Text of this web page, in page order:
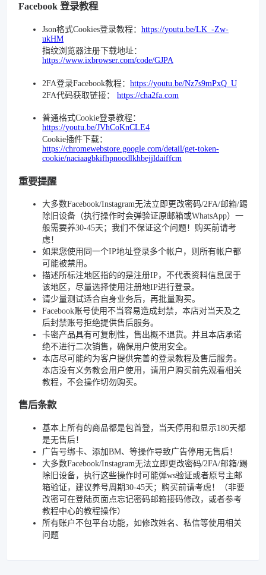
Facebook 登录教程
Json格式Cookies登录教程： https://youtu.be/LK_-Zw-
ukHM
指纹浏览器注册下载地址：
https://www.ixbrowser.com/code/GJPA
2FA登录Facebook教程： https://youtu.be/Nz7s9mPxQ_U
2FA代码获取链接： https://cha2fa.com
普通格式Cookie登录教程：
https://youtu.be/JVhCoKnCLE4
Cookie插件下载：
https://chromewebstore.google.com/detail/get-token-
cookie/naciaagbkifhpnoodlkhbejjldaiffcm
重要提醒
大多数Facebook/Instagram无法立即更改密码/2FA/邮箱/踢
除旧设备（执行操作时会弹验证原邮箱或WhatsApp）一
般需要养30-45天；我们不保证这个问题！购买前请考
虑！
如果您使用同一个IP地址登录多个帐户，则所有帐户都
可能被禁用。
描述所标注地区指的的是注册IP，不代表资料信息属于
该地区，尽量选择使用注册地IP进行登录。
请少量测试适合自身业务后，再批量购买。
Facebook账号使用不当容易造成封禁，本店对当天及之
后封禁账号拒绝提供售后服务。
卡密产品具有可复制性，售出概不退货。并且本店承诺
绝不进行二次销售，确保用户使用安全。
本店尽可能的为客户提供完善的登录教程及售后服务。
本店没有义务教会用户使用，请用户购买前先观看相关
教程，不会操作切勿购买。
售后条款
基本上所有的商品都是包首登，当天停用和显示180天都
是无售后！
广告号绑卡、添加BM、等操作导致广告停用无售后！
大多数Facebook/Instagram无法立即更改密码/2FA/邮箱/踢
除旧设备，执行这些操作时可能弹ws验证或者原号主邮
箱验证，建议养号周期30-45天；购买前请考虑！（非要
改密可在登陆页面点忘记密码邮箱接码修改，或者参考
教程中心的教程操作）
所有账户不包平台功能，如修改姓名、私信等使用相关
问题